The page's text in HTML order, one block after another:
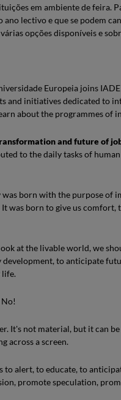
em ambiente de feira.
lectivo e que se podem
opções disponíveis e
Europeia joins
and initiatives dedicated to
about the programmes of
and future of
to the daily tasks of
was born with the purpose of
was born to give us comfort,
at the livable world, we
to anticipate
life.
It's not material, but it can
across a screen.
to alert, to educate, to
promote speculation,